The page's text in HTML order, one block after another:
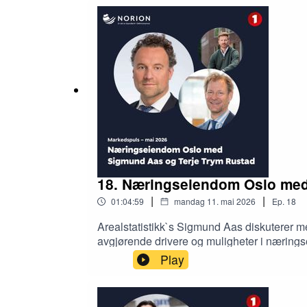
18. Næringseiendom Oslo
01:04:59 | mandag 11. mai 2026 | Ep. 18
Arealstatistikk`s Sigmund Aas diskuterer
avgjørende drivere og muligheter i
samtidig mange leietakere med
hvilke eiendommen opplever økte leier,
plattform, så for å motta varsel om
vi opplyser om følgende presisering til
Play